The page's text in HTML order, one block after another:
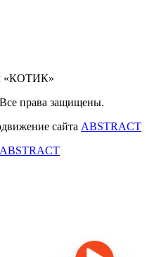
«КОТИК»
права защищены.
сайта ABSTRACT
ABSTRACT